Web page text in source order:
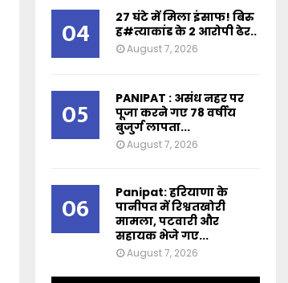
04
27 घंटे में मिला इंसाफ! बिरु
ह#त्याकांड के 2 आरोपी ढेर..
August 7, 2026
05
PANIPAT : असंध नहर पर
पूजा करने गए 78 वर्षीय
बुजुर्ग लापता...
August 7, 2026
06
Panipat: हरियाणा के
पानीपत में रिश्वतखोरी
मामला, पटवारी और
सहायक भेजे गए...
August 7, 2026